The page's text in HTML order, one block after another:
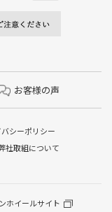
お客様の声
シーポリシー
社取組について
ホイールサイト